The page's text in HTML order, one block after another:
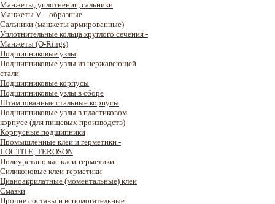
Манжеты, уплотнения, сальники
Манжеты V – образные
Сальники (манжеты армированные)
Уплотнительные кольца круглого сечения -
Манжеты (O-Rings)
Подшипниковые узлы
Подшипниковые узлы из нержавеющей
стали
Подшипниковые корпусы
Подшипниковые узлы в сборе
Штампованные стальные корпусы
Подшипниковые узлы в пластиковом
корпусе (для пищевых производств)
Корпусные подшипники
Промышленные клеи и герметики -
LOCTITE, TEROSON
Полиуретановые клеи-герметики
Силиконовые клеи-герметики
Цианоакрилатные (моментальные) клеи
Смазки
Прочие составы и вспомогательные